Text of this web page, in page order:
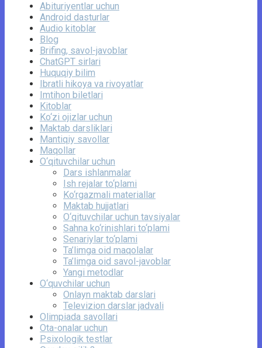
Abituriyentlar uchun
Android dasturlar
Audio kitoblar
Blog
Brifing, savol-javoblar
ChatGPT sirlari
Huquqiy bilim
Ibratli hikoya va rivoyatlar
Imtihon biletlari
Kitoblar
Ko‘zi ojizlar uchun
Maktab darsliklari
Mantiqiy savollar
Maqollar
O‘qituvchilar uchun
Dars ishlanmalar
Ish rejalar to‘plami
Ko‘rgazmali materiallar
Maktab hujjatlari
O‘qituvchilar uchun tavsiyalar
Sahna ko‘rinishlari to‘plami
Senariylar to‘plami
Ta’limga oid maqolalar
Ta’limga oid savol-javoblar
Yangi metodlar
O‘quvchilar uchun
Onlayn maktab darslari
Televizion darslar jadvali
Olimpiada savollari
Ota-onalar uchun
Psixologik testlar